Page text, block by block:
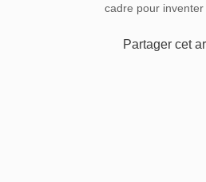
cadre pour inventer
Partager cet